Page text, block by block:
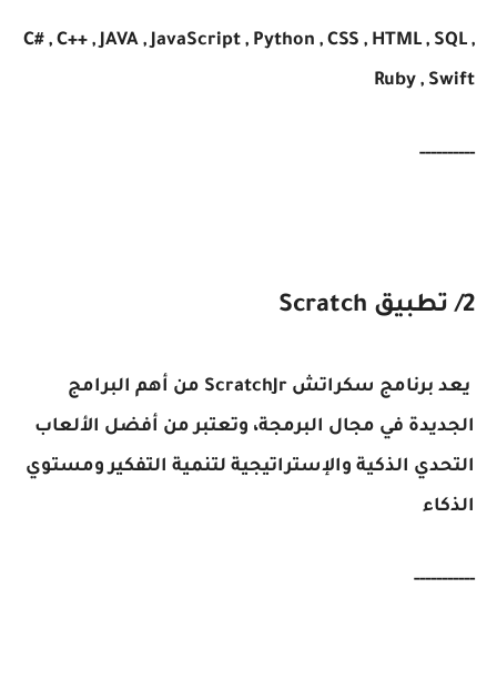
C# , C++ , JAVA , JavaScript , Python , CSS , HTML , SQL ,
Ruby , Swift
----------
2/ تطبيق Scratch
يعد برنامج سكراتش ScratchJr من أهم البرامج
الجديدة في مجال البرمجة، وتعتبر من أفضل الألعاب
التحدي الذكية والإستراتيجية لتنمية التفكير ومستوي
الذكاء
-----------